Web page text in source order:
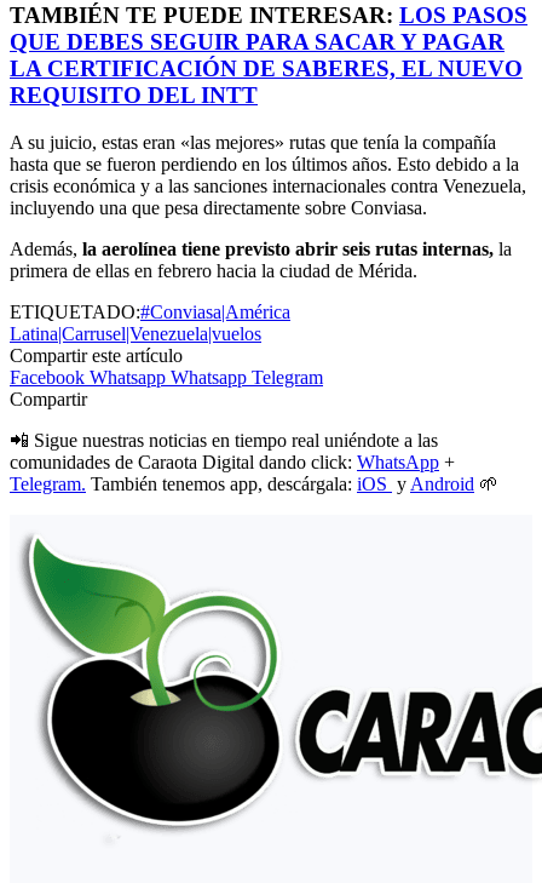
TAMBIÉN TE PUEDE INTERESAR: LOS PASOS
QUE DEBES SEGUIR PARA SACAR Y PAGAR
LA CERTIFICACIÓN DE SABERES, EL NUEVO
REQUISITO DEL INTT
A su juicio, estas eran «las mejores» rutas que tenía la compañía
hasta que se fueron perdiendo en los últimos años. Esto debido a la
crisis económica y a las sanciones internacionales contra Venezuela,
incluyendo una que pesa directamente sobre Conviasa.
Además, la aerolínea tiene previsto abrir seis rutas internas, la
primera de ellas en febrero hacia la ciudad de Mérida.
ETIQUETADO:#Conviasa|América
Latina|Carrusel|Venezuela|vuelos
Compartir este artículo
Facebook Whatsapp Whatsapp Telegram
Compartir
📲 Sigue nuestras noticias en tiempo real uniéndote a las
comunidades de Caraota Digital dando click: WhatsApp +
Telegram. También tenemos app, descárgala: iOS y Android 🌱